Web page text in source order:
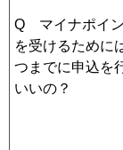
Q マイナポイ
を受けるために
つまでに申込を
いいの？